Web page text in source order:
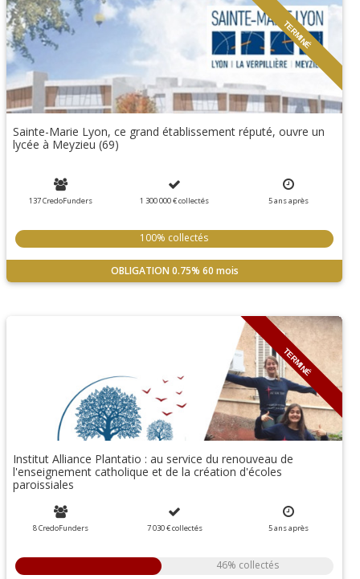
TERMINÉ
Sainte-Marie Lyon, ce grand établissement réputé, ouvre un
lycée à Meyzieu (69)
137 CredoFunders 1 300 000 €collectés 5ansaprès
100% collectés
OBLIGATION 0.75% 60 mois
TERMINÉ
Institut Alliance Plantatio : au service du renouveau de
l'enseignement catholique et de la création d'écoles
paroissiales
8 CredoFunders 7 030 €collectés 5ansaprès
46% collectés